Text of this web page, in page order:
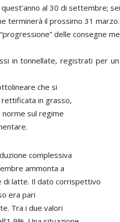
al 30 di settembre;
terminerà il prossimo 31 marzo.
delle consegne
in tonnellate, registrati per
che si
in grasso,
sul regime
complessiva
ammonta a
di latte. Il dato corrispettivo
era pari
Tra i due valori